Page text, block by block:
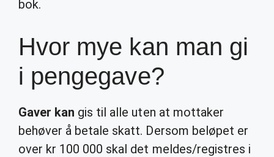
bok.
Hvor mye kan man gi
i pengegave?
Gaver kan gis til alle uten at mottaker
behøver å betale skatt. Dersom beløpet er
over kr 100 000 skal det meldes/registres i